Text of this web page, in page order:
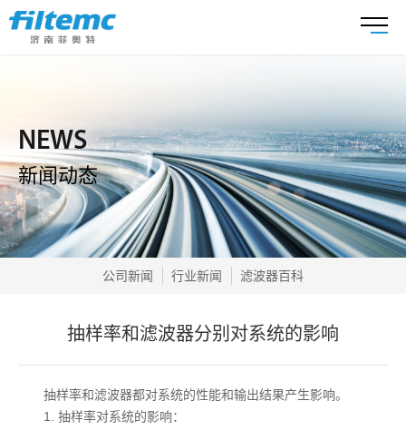
NEWS
新闻动态
公司新闻 行业新闻 滤波器百科
抽样率和滤波器分别对系统的影响
抽样率和滤波器都对系统的性能和输出结果产生影响。
1. 抽样率对系统的影响：